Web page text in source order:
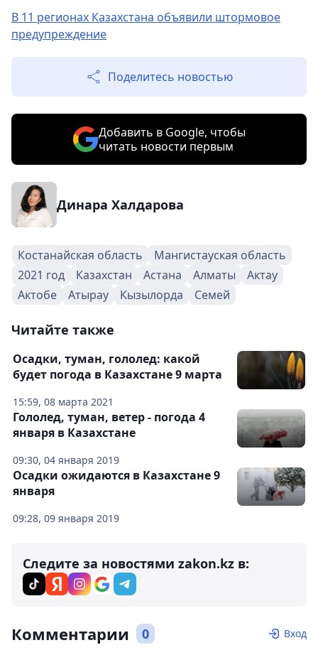
В 11 регионах Казахстана объявили штормовое
предупреждение
Поделитесь новостью
Добавить в Google, чтобы
читать новости первым
Динара Халдарова
Костанайская область
Мангистауская область
2021 год
Казахстан Астана Алматы
Актау
Актобе
Атырау Кызылорда Семей
Читайте также
15:59, 08 марта 2021
Осадки, туман, гололед: какой
будет погода в Казахстане 9 марта
09:30, 04 января 2019
Гололед, туман, ветер - погода 4
января в Казахстане
09:28, 09 января 2019
Осадки ожидаются в Казахстане 9
января
Следите за новостями zakon.kz в:
Комментарии 0 Вход